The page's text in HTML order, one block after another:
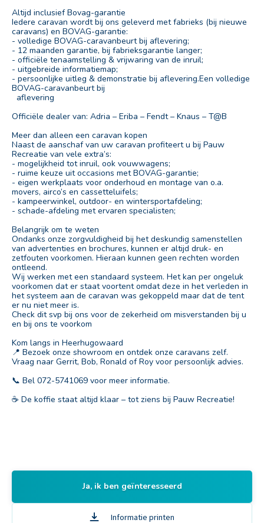
Altijd inclusief Bovag-garantie
Iedere caravan wordt bij ons geleverd met fabrieks (bij nieuwe
caravans) en BOVAG-garantie:
- volledige BOVAG-caravanbeurt bij aflevering;
- 12 maanden garantie, bij fabrieksgarantie langer;
- officiële tenaamstelling & vrijwaring van de inruil;
- uitgebreide informatiemap;
- persoonlijke uitleg & demonstratie bij aflevering.Een volledige
BOVAG-caravanbeurt bij
aflevering
Officiële dealer van: Adria – Eriba – Fendt – Knaus – T@B
Meer dan alleen een caravan kopen
Naast de aanschaf van uw caravan profiteert u bij Pauw
Recreatie van vele extra’s:
- mogelijkheid tot inruil, ook vouwwagens;
- ruime keuze uit occasions met BOVAG-garantie;
- eigen werkplaats voor onderhoud en montage van o.a.
movers, airco’s en cassetteluifels;
- kampeerwinkel, outdoor- en wintersportafdeling;
- schade-afdeling met ervaren specialisten;
Belangrijk om te weten
Ondanks onze zorgvuldigheid bij het deskundig samenstellen
van advertenties en brochures, kunnen er altijd druk- en
zetfouten voorkomen. Hieraan kunnen geen rechten worden
ontleend.
Wij werken met een standaard systeem. Het kan per ongeluk
voorkomen dat er staat voortent omdat deze in het verleden in
het systeem aan de caravan was gekoppeld maar dat de tent
er nu niet meer is.
Check dit svp bij ons voor de zekerheid om misverstanden bij u
en bij ons te voorkom
Kom langs in Heerhugowaard
📍 Bezoek onze showroom en ontdek onze caravans zelf.
Vraag naar Gerrit, Bob, Ronald of Roy voor persoonlijk advies.
📞 Bel 072-5741069 voor meer informatie.
☕ De koffie staat altijd klaar – tot ziens bij Pauw Recreatie!
Ja, ik ben geïnteresseerd
Informatie printen